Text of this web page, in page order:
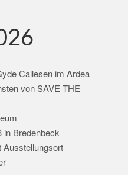
Callesen im Ardea
von SAVE THE
in Bredenbeck
Ausstellungsort